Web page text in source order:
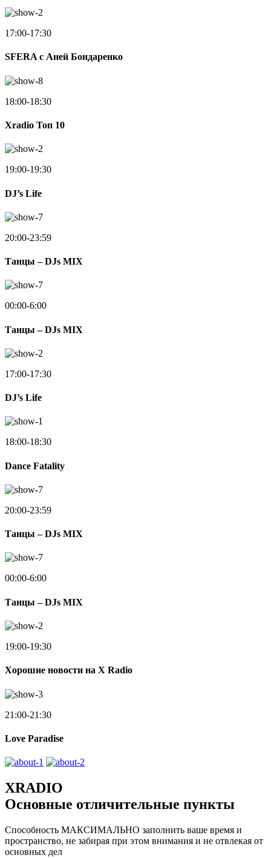
17:00-17:30
SFERA с Аней Бондаренко
18:00-18:30
Xradio Топ 10
19:00-19:30
DJ’s Life
20:00-23:59
Танцы – DJs MIX
00:00-6:00
Танцы – DJs MIX
17:00-17:30
DJ’s Life
18:00-18:30
Dance Fatality
20:00-23:59
Танцы – DJs MIX
00:00-6:00
Танцы – DJs MIX
19:00-19:30
Хорошие новости на X Radio
21:00-21:30
Love Paradise
XRADIO
Основные отличительные пункты
Способность МАКСИМАЛЬНО заполнить ваше время и
пространство, не забирая при этом внимания и не отвлекая от
основных дел